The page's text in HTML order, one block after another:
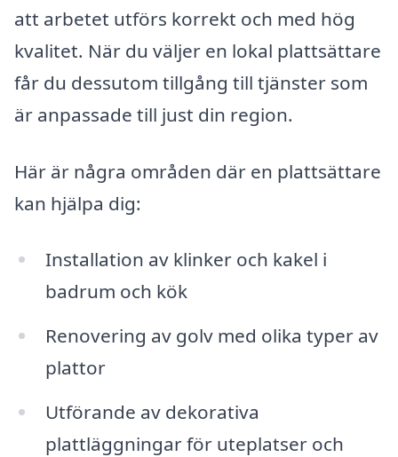
att arbetet utförs korrekt och med hög
kvalitet. När du väljer en lokal plattsättare
får du dessutom tillgång till tjänster som
är anpassade till just din region.
Här är några områden där en plattsättare
kan hjälpa dig:
Installation av klinker och kakel i
badrum och kök
Renovering av golv med olika typer av
plattor
Utförande av dekorativa
plattläggningar för uteplatser och